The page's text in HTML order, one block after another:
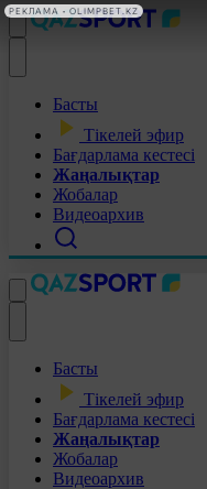
Басты
Тікелей эфир
Бағдарлама кестесі
Жаңалықтар
Жобалар
Видеоархив
Басты
Тікелей эфир
Бағдарлама кестесі
Жаңалықтар
Жобалар
Видеоархив
РЕКЛАМА • OLIMPBET.KZ